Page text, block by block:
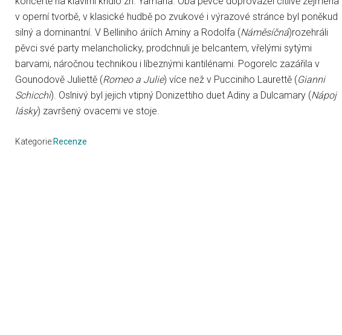
v operní tvorbě, v klasické hudbě po zvukové i výrazové stránce byl poněkud
silný a dominantní. V Belliniho áriích Aminy a Rodolfa (Náměsíčná)rozehráli
pěvci své party melancholicky, prodchnuli je belcantem, vřelými sytými
barvami, náročnou technikou i líbeznými kantilénami. Pogorelc zazářila v
Gounodově Juliettě (Romeo a Julie) více než v Pucciniho Laurettě (Gianni
Schicchi). Oslnivý byl jejich vtipný Donizettiho duet Adiny a Dulcamary (Nápoj
lásky) završený ovacemi ve stoje.
Kategorie:Recenze